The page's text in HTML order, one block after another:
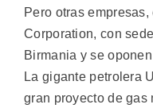
Pero otras
Corporation, con
Birmania y se
La gigante petrolera
gran proyecto de gas